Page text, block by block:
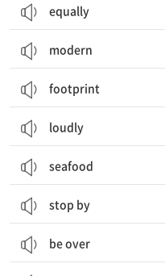
equally
modern
footprint
loudly
seafood
stop by
be over